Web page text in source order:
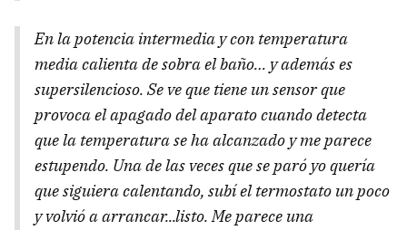
En la potencia intermedia y con temperatura
media calienta de sobra el baño… y además es
supersilencioso. Se ve que tiene un sensor que
provoca el apagado del aparato cuando detecta
que la temperatura se ha alcanzado y me parece
estupendo. Una de las veces que se paró yo quería
que siguiera calentando, subí el termostato un poco
y volvió a arrancar...listo. Me parece una